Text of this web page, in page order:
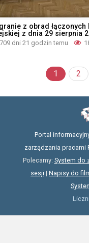
z obrad łączonych
z dnia 29 sierpnia
709 dni 21 godzin temu
1 2
Portal
zarządzania pracami
Polecamy: System do
sesji | Napisy do